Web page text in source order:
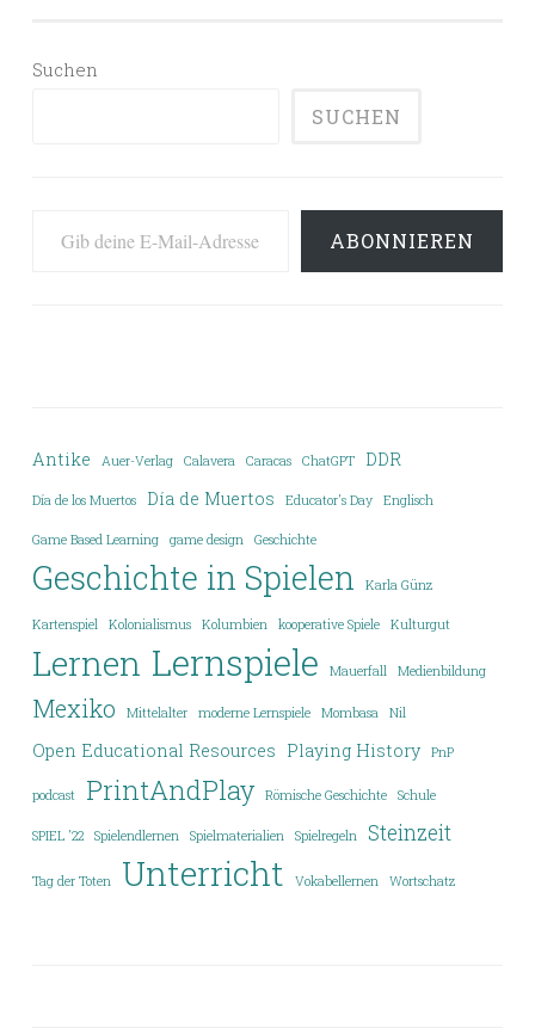
Suchen
SUCHEN
ABONNIEREN
Antike Auer-Verlag Calavera Caracas ChatGPT DDR
Día de los Muertos Día de Muertos Educator's Day Englisch
Game Based Learning game design Geschichte
Geschichte in Spielen Karla Günz
Kartenspiel Kolonialismus Kolumbien kooperative Spiele Kulturgut
Lernen Lernspiele Mauerfall Medienbildung
Mexiko Mittelalter moderne Lernspiele Mombasa Nil
Open Educational Resources Playing History PnP
podcast PrintAndPlay Römische Geschichte Schule
SPIEL '22 Spielendlernen Spielmaterialien Spielregeln Steinzeit
Tag der Toten Unterricht Vokabellernen Wortschatz